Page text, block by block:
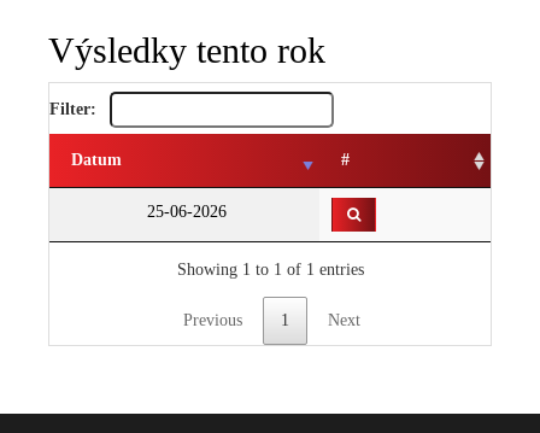
Výsledky tento rok
Filter:
Datum #
25-06-2026
Showing 1 to 1 of 1 entries
Previous 1 Next